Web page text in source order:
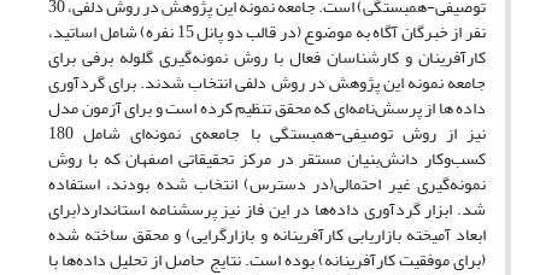
توصیفی-همبستگی) است. جامعه نمونه این پژوهش در روش دلفی، 30
نفر از خبرگان آگاه به موضوع (در قالب دو پانل 15 نفره) شامل اساتید،
کارآفرینان و کارشناسان فعال با روش نمونه‌گیری گلوله برفی برای
جامعه نمونه این پژوهش در روش دلفی انتخاب شدند. برای گردآوری
داده ها از پرسش‌نامه‌ای که محقق تنظیم کرده است و برای آزمون مدل
نیز از روش توصیفی-همبستگی با جامعه‌ی نمونه‌ای شامل 180
کسب‌وکار دانش‌بنیان مستقر در مرکز تحقیقاتی اصفهان که با روش
نمونه‌گیری غیر احتمالی(در دسترس) انتخاب شده بودند، استفاده
شد. ابزار گردآوری داده‌ها در این فاز نیز پرسشنامه استاندارد(برای
ابعاد آمیخته بازاریابی کارآفرینانه و بازارگرایی) و محقق ساخته شده
(برای موفقیت کارآفرینانه) بوده است. نتایج حاصل از تحلیل داده‌ها با